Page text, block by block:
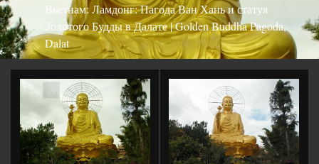
Вьетнам: Ламдонг: Пагода Ван Хань и статуя
Золотого Будды в Далате | Golden Buddha Pagoda,
Dalat
to
Cart